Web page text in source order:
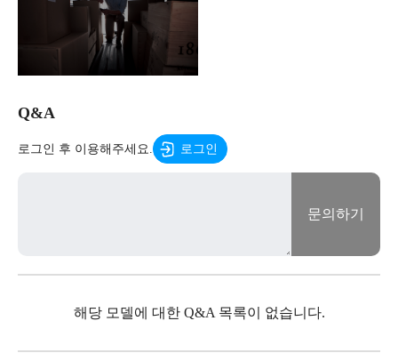
Q&A
로그인 후 이용해주세요. 로그인
문의하기
해당 모델에 대한 Q&A 목록이 없습니다.